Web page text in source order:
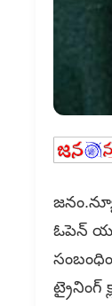
ఓపెన్
ట్రైనింగ్